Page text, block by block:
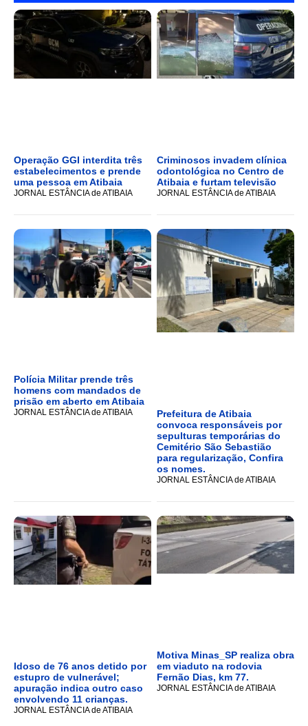
Operação GGI interdita três
estabelecimentos e prende
uma pessoa em Atibaia
JORNAL ESTÂNCIA de ATIBAIA
Criminosos invadem clínica
odontológica no Centro de
Atibaia e furtam televisão
JORNAL ESTÂNCIA de ATIBAIA
Polícia Militar prende três
homens com mandados de
prisão em aberto em Atibaia
JORNAL ESTÂNCIA de ATIBAIA
Prefeitura de Atibaia
convoca responsáveis por
sepulturas temporárias do
Cemitério São Sebastião
para regularização, Confira
os nomes.
JORNAL ESTÂNCIA de ATIBAIA
Idoso de 76 anos detido por
estupro de vulnerável;
apuração indica outro caso
envolvendo 11 crianças.
JORNAL ESTÂNCIA de ATIBAIA
Motiva Minas_SP realiza obra
em viaduto na rodovia
Fernão Dias, km 77.
JORNAL ESTÂNCIA de ATIBAIA